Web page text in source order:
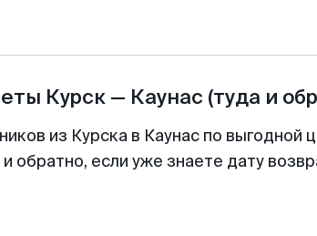
Курск— Каунас (туда и
из Курска в Каунас по
обратно, если уже знаете дату